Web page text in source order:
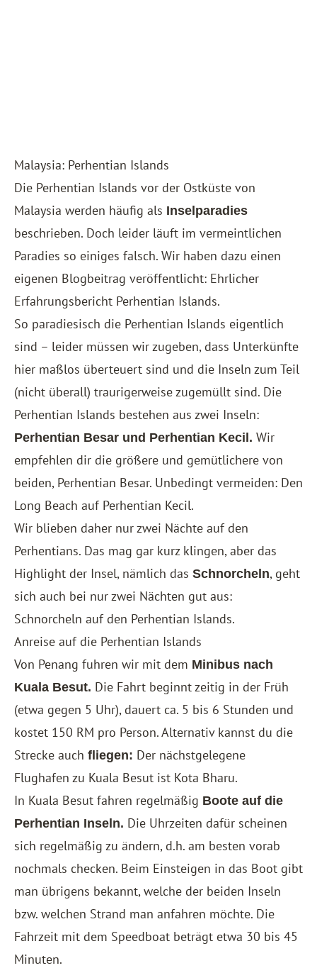
Malaysia: Perhentian Islands
Die Perhentian Islands vor der Ostküste von
Malaysia werden häufig als Inselparadies
beschrieben. Doch leider läuft im vermeintlichen
Paradies so einiges falsch. Wir haben dazu einen
eigenen Blogbeitrag veröffentlicht: Ehrlicher
Erfahrungsbericht Perhentian Islands.
So paradiesisch die Perhentian Islands eigentlich
sind – leider müssen wir zugeben, dass Unterkünfte
hier maßlos überteuert sind und die Inseln zum Teil
(nicht überall) traurigerweise zugemüllt sind. Die
Perhentian Islands bestehen aus zwei Inseln:
Perhentian Besar und Perhentian Kecil. Wir
empfehlen dir die größere und gemütlichere von
beiden, Perhentian Besar. Unbedingt vermeiden: Den
Long Beach auf Perhentian Kecil.
Wir blieben daher nur zwei Nächte auf den
Perhentians. Das mag gar kurz klingen, aber das
Highlight der Insel, nämlich das Schnorcheln, geht
sich auch bei nur zwei Nächten gut aus:
Schnorcheln auf den Perhentian Islands.
Anreise auf die Perhentian Islands
Von Penang fuhren wir mit dem Minibus nach
Kuala Besut. Die Fahrt beginnt zeitig in der Früh
(etwa gegen 5 Uhr), dauert ca. 5 bis 6 Stunden und
kostet 150 RM pro Person. Alternativ kannst du die
Strecke auch fliegen: Der nächstgelegene
Flughafen zu Kuala Besut ist Kota Bharu.
In Kuala Besut fahren regelmäßig Boote auf die
Perhentian Inseln. Die Uhrzeiten dafür scheinen
sich regelmäßig zu ändern, d.h. am besten vorab
nochmals checken. Beim Einsteigen in das Boot gibt
man übrigens bekannt, welche der beiden Inseln
bzw. welchen Strand man anfahren möchte. Die
Fahrzeit mit dem Speedboat beträgt etwa 30 bis 45
Minuten.